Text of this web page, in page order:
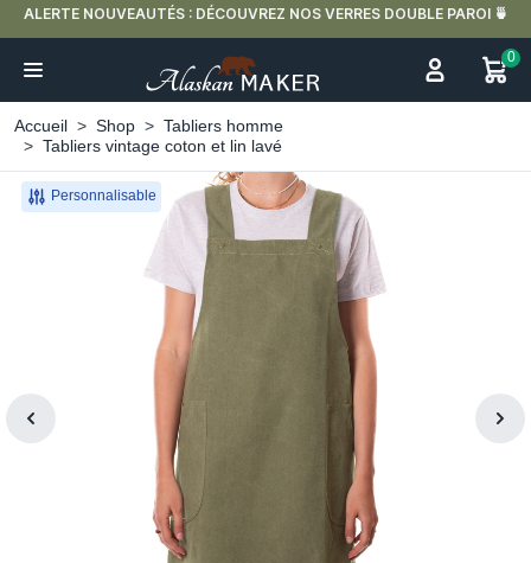
ALERTE NOUVEAUTÉS : DÉCOUVREZ NOS VERRES DOUBLE PAROI 🍵
0
Accueil Shop
Tabliers homme
Tabliers vintage coton et lin lavé
Personnalisable